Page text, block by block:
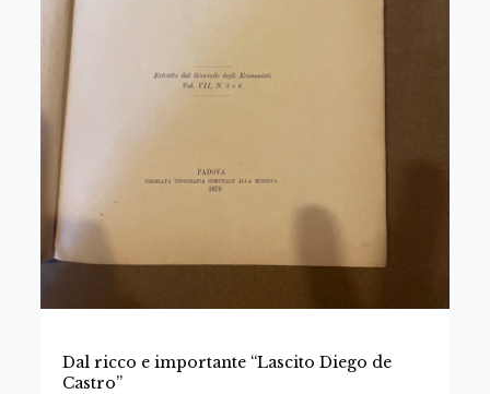
Dal ricco e importante “Lascito Diego de
Castro”